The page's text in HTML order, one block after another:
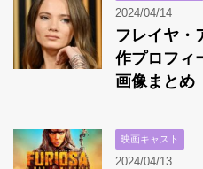
2024/04/14
フレイヤ・
作プロフィ
画像まとめ
映画キャスト
2024/04/13